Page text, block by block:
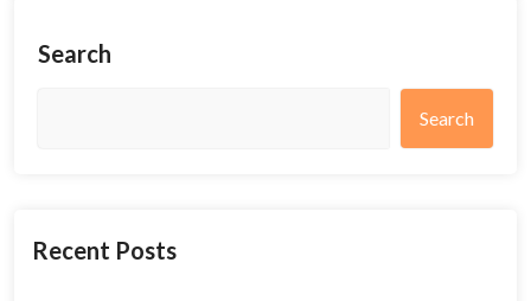
Search
Search
Recent Posts